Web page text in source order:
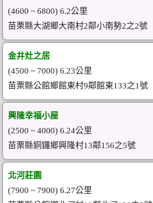
(4600 ~ 6800) 6.2公里
苗栗縣大湖鄉大南村2鄰小南勢2之2號
金井灶之居
(4500 ~ 7000) 6.23公里
苗栗縣公館鄉館東村9鄰館東133之1號
興隆幸福小屋
(2500 ~ 4000) 6.24公里
苗栗縣銅鑼鄉興隆村13鄰156之5號
北河莊園
(7900 ~ 7900) 6.27公里